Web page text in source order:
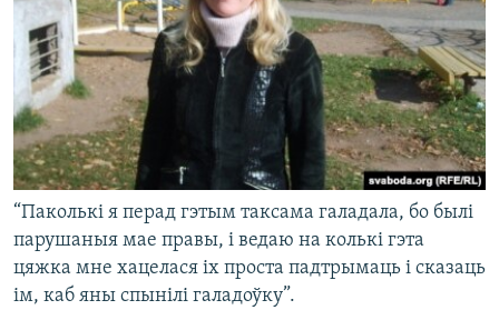
“Паколькі я перад гэтым таксама галадала, бо былі
парушаныя мае правы, і ведаю на колькі гэта
цяжка мне хацелася іх проста падтрымаць і сказаць
ім, каб яны спынілі галадоўку”.